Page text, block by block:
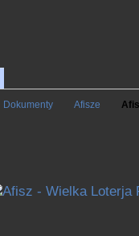
Dokumenty Afisze